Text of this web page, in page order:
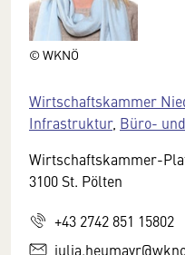
© WKNÖ
Wirtschaftskammer
Infrastruktur, Büro-
Wirtschaftskammer-
3100 St. Pölten
+43 2742 851 15802